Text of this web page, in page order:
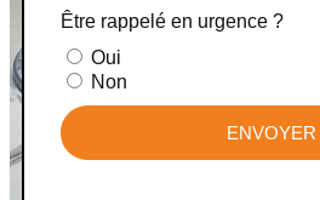
Être rappelé en urgence ?
Oui
Non
ENVOYER